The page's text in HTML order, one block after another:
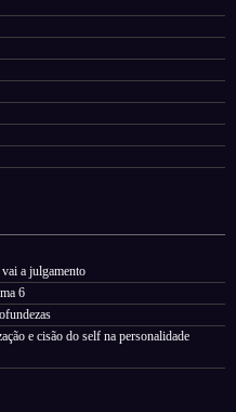
a julgamento
6
e cisão do self na personalidade